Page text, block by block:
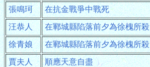
張鳴珂 在抗金戰爭中戰死
汪恭人 在鄆城縣陷落前夕為徐槐所殺
徐青娘 在鄆城縣陷落前夕為徐槐所殺
賈夫人 順應天意自盡